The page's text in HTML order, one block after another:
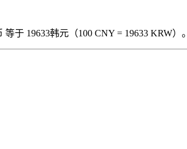
于 19633韩元（100 CNY = 19633 KRW）。